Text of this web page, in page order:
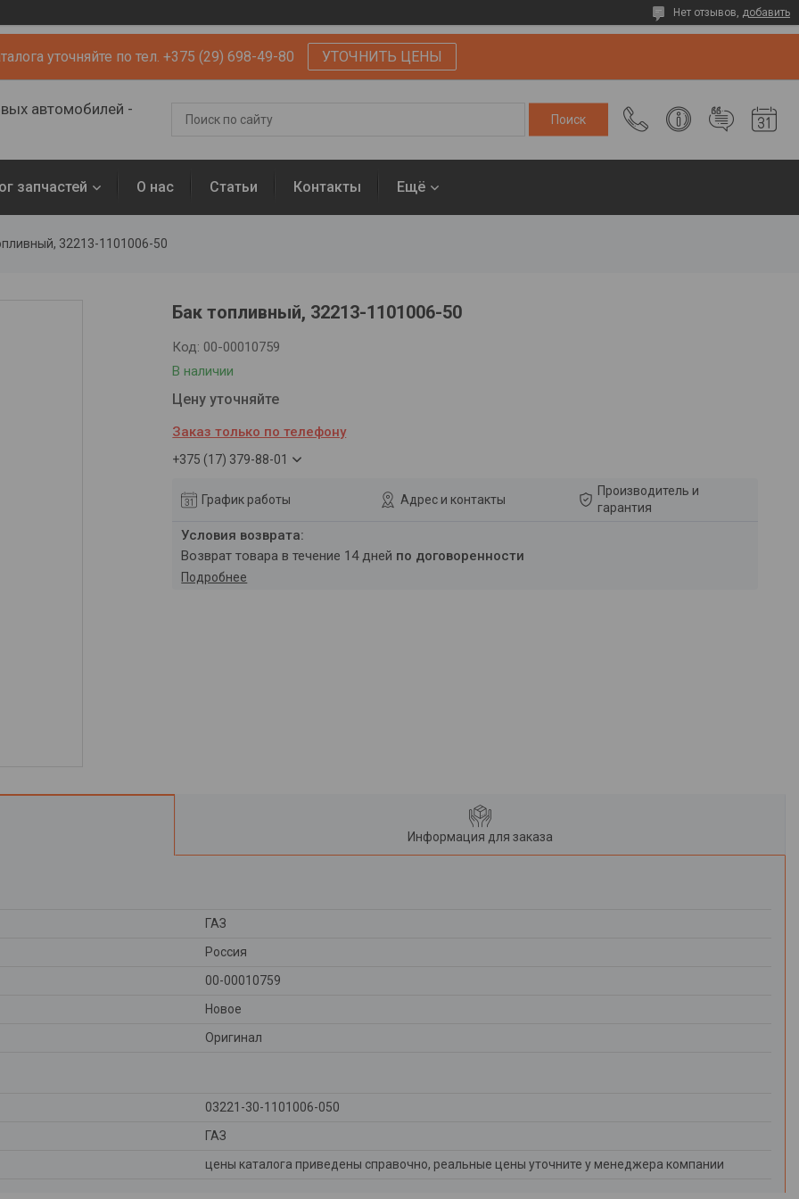
Нет отзывов, добавить
уточняйте по тел. +375 (29) 698-49-80 УТОЧНИТЬ ЦЕНЫ
автомобилей -
запчастей О нас Статьи Контакты Ещё
32213-1101006-50
Бак топливный, 32213-1101006-50
В наличии
Код: 00-00010759
Цену уточняйте
Заказ только по телефону
+375 (17) 379-88-01
График работы Адрес и контакты
Производитель и
гарантия
возврат товара в течение 14 дней по договоренности
Подробнее
Информация для заказа
ГАЗ
Россия
00-00010759
Новое
Оригинал
03221-30-1101006-050
ГАЗ
цены каталога приведены справочно, реальные цены уточните у менеджера компании